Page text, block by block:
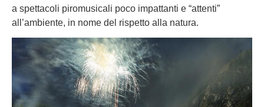
a spettacoli piromusicali poco impattanti e “attenti”
all’ambiente, in nome del rispetto alla natura.